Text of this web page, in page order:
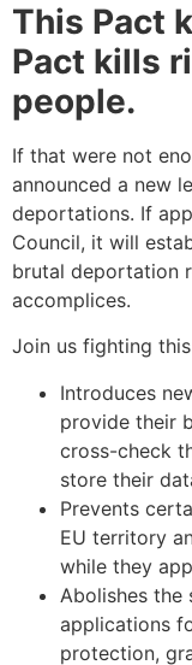
This Pact
Pact kills
people.
If that were not
announced a new
deportations. If
Council, it will
brutal deportation
accomplices.
Join us fighting
Introduces
provide their
cross-check
store their
Prevents
EU territory
while they
Abolishes the
applications
protection,